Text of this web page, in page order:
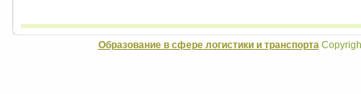
Образование в сфере логистики и транспорта